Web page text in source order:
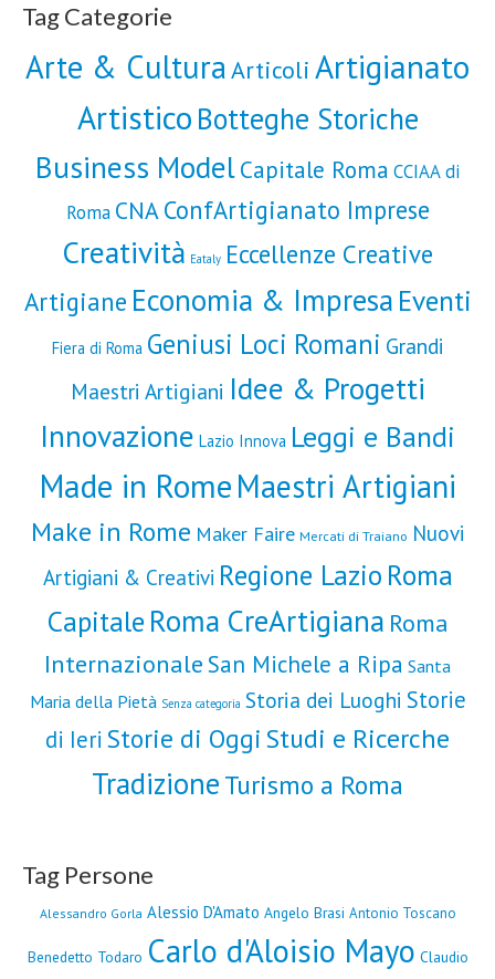
Tag Categorie
Arte & CulturaArticoli Artigianato
Artistico Botteghe Storiche
Business ModelCapitale Roma CCIAA di
Roma CNAConfArtigianato Imprese
Creatività Eataly Eccellenze Creative
Artigiane Economia & Impresa Eventi
Fiera di Roma Geniusi Loci Romani Grandi
Maestri Artigiani Idee & Progetti
Innovazione Lazio Innova Leggi e Bandi
Made in RomeMaestri Artigiani
Make in Rome Maker Faire Mercati di Traiano Nuovi
Artigiani & Creativi Regione Lazio Roma
Capitale Roma CreArtigiana Roma
InternazionaleSan Michele a Ripa Santa
Maria della Pietà Senza categoria Storia dei Luoghi Storie
di Ieri Storie di Oggi Studi e Ricerche
TradizioneTurismo a Roma
Tag Persone
Alessandro Gorla Alessio D'Amato Angelo Brasi Antonio Toscano
Benedetto Todaro Carlo d'Aloisio Mayo Claudio